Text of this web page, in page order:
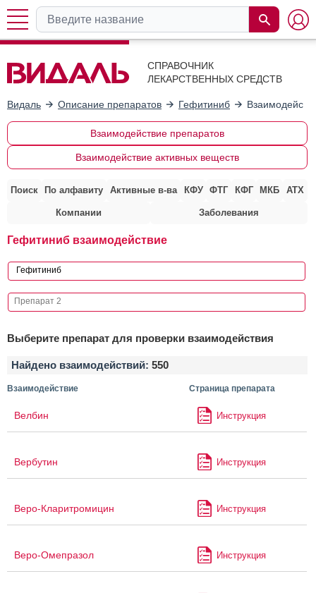
СПРАВОЧНИК
ЛЕКАРСТВЕННЫХ СРЕДСТВ
Видаль Описание препаратов Гефитиниб
Взаимодействие препаратов
Взаимодействие активных веществ
Поиск По алфавиту Активные в-ва КФУ ФТГ КФГ МКБ АТХ
Компании Заболевания
Гефитиниб взаимодействие
Выберите препарат для проверки взаимодействия
Найдено взаимодействий: 550
Взаимодействие Страница препарата
Велбин Инструкция
Вербутин Инструкция
Веро-Кларитромицин Инструкция
Веро-Омепразол Инструкция